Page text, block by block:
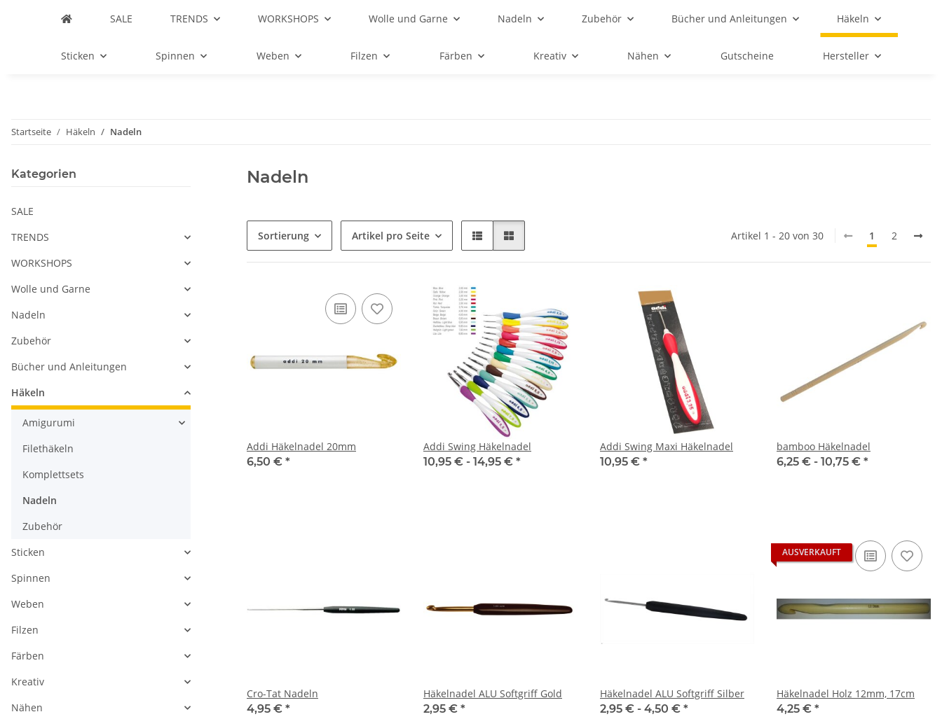
SALE TRENDS WORKSHOPS Wolle und Garne Nadeln Zubehör Bücher und Anleitungen Häkeln
Sticken Spinnen Weben Filzen Färben Kreativ Nähen Gutscheine Hersteller
Startseite Häkeln Nadeln
Nadeln
Sortierung Artikel pro Seite Artikel 1 - 20 von 30 1 2
Addi Häkelnadel 20mm
6,50 € *
Addi Swing Häkelnadel
10,95 € - 14,95 € *
Addi Swing Maxi Häkelnadel
10,95 € *
bamboo Häkelnadel
6,25 € - 10,75 € *
Cro-Tat Nadeln
4,95 € *
Häkelnadel ALU Softgriff Gold
2,95 € *
Häkelnadel ALU Softgriff Silber
2,95 € - 4,50 € *
AUSVERKAUFT
Häkelnadel Holz 12mm, 17cm
4,25 € *
Kategorien
SALE
TRENDS
WORKSHOPS
Wolle und Garne
Nadeln
Zubehör
Bücher und Anleitungen
Häkeln
Amigurumi
Filethäkeln
Komplettsets
Nadeln
Zubehör
Sticken
Spinnen
Weben
Filzen
Färben
Kreativ
Nähen